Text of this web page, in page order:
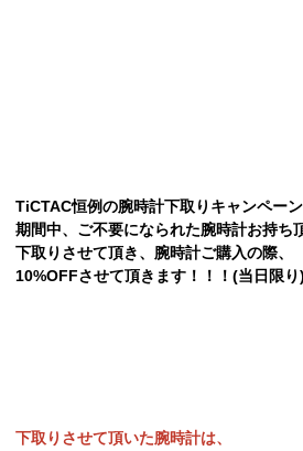
TiCTAC恒例の腕時計下取りキャンペー
期間中、ご不要になられた腕時計お持ち
下取りさせて頂き、腕時計ご購入の際、
10%OFFさせて頂きます！！！(当日限り)
下取りさせて頂いた腕時計は、